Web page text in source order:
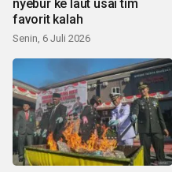
nyebur ke laut usai tim
favorit kalah
Senin, 6 Juli 2026